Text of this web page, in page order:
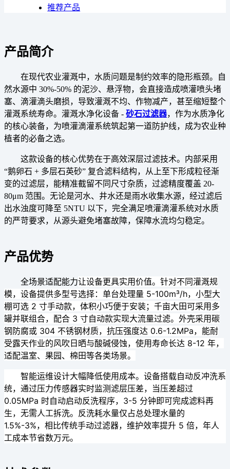
推荐产品
产品简介
在现代农业灌溉中，水质问题是制约效率的隐形瓶颈。自
然水源中 30%-50% 的泥沙、悬浮物，会直接造成喷灌喷头堵
塞、滴灌滴头磨损，导致灌溉不均、作物减产，甚至缩短整个
灌溉系统寿命。灌溉水净化设备 - 砂石过滤器，作为水质净化
的核心装备，为喷灌滴灌系统筑起第一道防护线，成为农业种
植者的必备之选。
这款设备的核心优势在于高效深层过滤技术。内部采用
“鹅卵石 + 多层石英砂” 复合滤料结构，从上至下形成粒径渐
变的过滤层，能精准截留不同尺寸杂质，过滤精度覆盖 20-
80μm 范围。无论是河水、井水还是雨水收集水源，经过滤后
出水浊度可降至 5NTU 以下，完全满足喷灌滴灌系统对水质
的严苛要求，从源头避免堵塞故障，保障水流均匀稳定。
产品优势
全场景适配能力让设备更具实用价值。针对不同灌溉规
模，设备提供多型号选择：单台处理量 5-100m³/h，小型大
棚可选 2 寸手动款，体积小巧便于安装；千亩大田可采用多
罐并联组合，配合 3 寸自动款实现大流量过滤。外壳采用碳
钢防腐或 304 不锈钢材质，抗压强度达 0.6-1.2MPa，能耐
受露天作业的风吹日晒与酸碱侵蚀，使用寿命长达 8-12 年，
适配温室、果园、棉田等各类场景。
智能运维设计大幅降低使用成本。设备搭载自动反冲洗系
统，通过压力传感器实时监测滤层压差，当压差超过
0.05MPa 时自动启动反洗程序，3-5 分钟即可完成滤料再
生，无需人工拆洗。反洗耗水量仅占总处理水量的
1.5%-3%，相比传统手动过滤器，维护效率提升 5 倍，年人
工成本节省数万元。